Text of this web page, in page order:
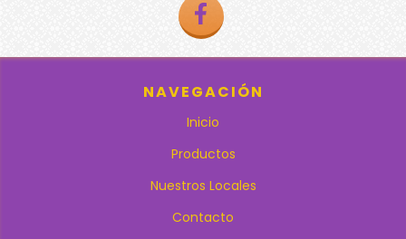
NAVEGACIÓN
Inicio
Productos
Nuestros Locales
Contacto